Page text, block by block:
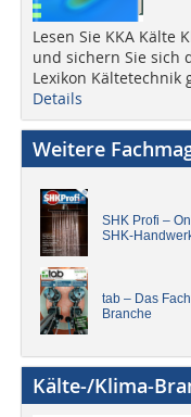
Lesen Sie KKA Kälte
und sichern Sie sich
Lexikon Kältetechnik
Details
Weitere
SHK Profi –
SHK-
tab – Das
Branche
Kälte-/Klima-